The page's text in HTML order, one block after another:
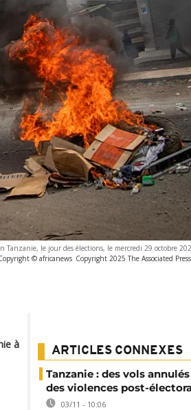
Tanzanie, le jour des élections, le mercredi 29 octobre
© africanews Copyright 2025 The Associated
à
ARTICLES CONNEXES
Tanzanie : des vols
des violences post-
03/11 - 10:06